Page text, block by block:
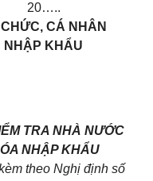
20…..
CÁ NHÂN
NHẬP KHẨU
TRA NHÀ NƯỚC
NHẬP KHẨU
theo Nghị định số